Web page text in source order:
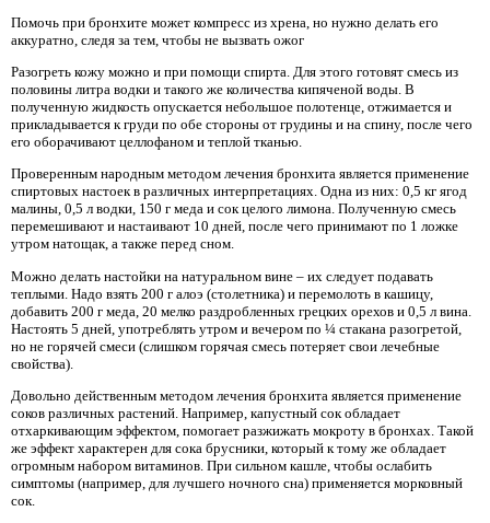
Помочь при бронхите может компресс из хрена, но нужно делать его
аккуратно, следя за тем, чтобы не вызвать ожог
Разогреть кожу можно и при помощи спирта. Для этого готовят смесь из
половины литра водки и такого же количества кипяченой воды. В
полученную жидкость опускается небольшое полотенце, отжимается и
прикладывается к груди по обе стороны от грудины и на спину, после чего
его оборачивают целлофаном и теплой тканью.
Проверенным народным методом лечения бронхита является применение
спиртовых настоек в различных интерпретациях. Одна из них: 0,5 кг ягод
малины, 0,5 л водки, 150 г меда и сок целого лимона. Полученную смесь
перемешивают и настаивают 10 дней, после чего принимают по 1 ложке
утром натощак, а также перед сном.
Можно делать настойки на натуральном вине – их следует подавать
теплыми. Надо взять 200 г алоэ (столетника) и перемолоть в кашицу,
добавить 200 г меда, 20 мелко раздробленных грецких орехов и 0,5 л вина.
Настоять 5 дней, употреблять утром и вечером по ¼ стакана разогретой,
но не горячей смеси (слишком горячая смесь потеряет свои лечебные
свойства).
Довольно действенным методом лечения бронхита является применение
соков различных растений. Например, капустный сок обладает
отхаркивающим эффектом, помогает разжижать мокроту в бронхах. Такой
же эффект характерен для сока брусники, который к тому же обладает
огромным набором витаминов. При сильном кашле, чтобы ослабить
симптомы (например, для лучшего ночного сна) применяется морковный
сок.